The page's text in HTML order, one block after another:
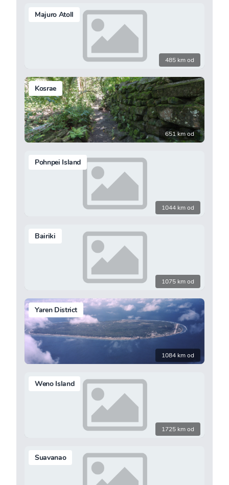
Majuro Atoll
485 km od
Kosrae
651 km od
Pohnpei Island
1044 km od
Bairiki
1075 km od
Yaren District
1084 km od
Weno Island
1725 km od
Suavanao